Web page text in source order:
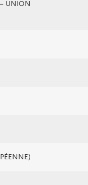
UNION